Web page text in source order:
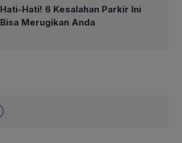
Hati-Hati! 6 Kesalahan Parkir Ini
Bisa Merugikan Anda